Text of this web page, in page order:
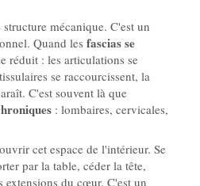
mécanique. C'est un
Quand les fascias se
réduit : les articulations se
se raccourcissent, la
C'est souvent là que
: lombaires, cervicales,
cet espace de l'intérieur. Se
par la table, céder la tête,
extensions du cœur. C'est un